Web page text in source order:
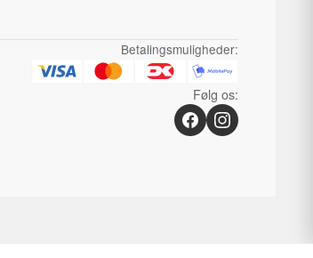
Betalingsmuligheder:
Følg os: